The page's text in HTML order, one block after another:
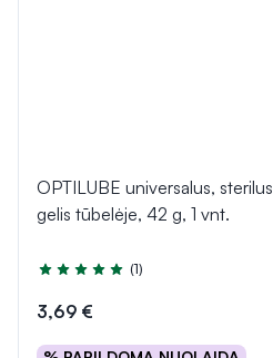
OPTILUBE universalus, sterilus
gelis tūbelėje, 42 g, 1 vnt.
Įvertinimas 5.0 iš 5
(1)
3,69 €